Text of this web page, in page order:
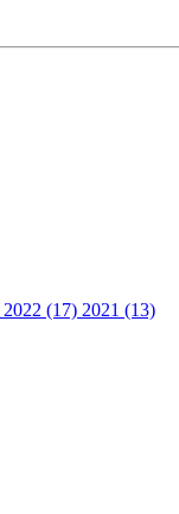
2022 (17) 2021 (13)